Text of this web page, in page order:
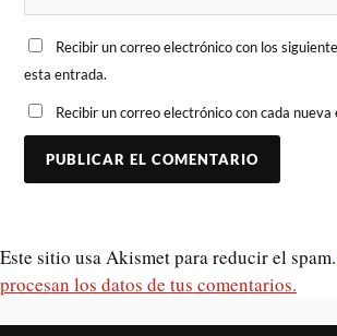
Recibir un correo electrónico con los
esta entrada.
Recibir un correo electrónico con cada nueva
Este sitio usa Akismet para reducir el spam.
procesan los datos de tus comentarios.